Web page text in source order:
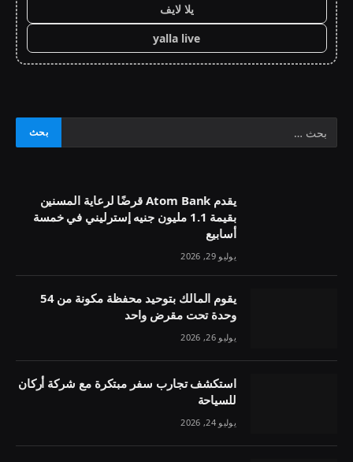
يلا لايف
yalla live
يقدم Atom Bank قرضًا لرعاية المسنين
بقيمة 1.1 مليون جنيه إسترليني في خمسة
أسابيع
يوليو 29, 2026
يقوم المالك بتوحيد محفظة مكونة من 54
وحدة تحت مقرض واحد
يوليو 26, 2026
استكشف تجارب سفر مبتكرة مع شركة أركان
للسياحة
يوليو 24, 2026